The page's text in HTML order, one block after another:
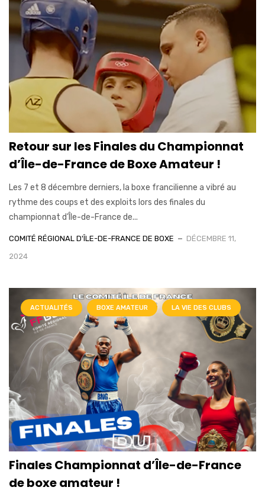
Retour sur les Finales du Championnat
d’Île-de-France de Boxe Amateur !
Les 7 et 8 décembre derniers, la boxe francilienne a vibré au
rythme des coups et des exploits lors des finales du
championnat d’Île-de-France de...
COMITÉ RÉGIONAL D'ÎLE-DE-FRANCE DE BOXE
DÉCEMBRE 11,
2024
ACTUALITÉS BOXE AMATEUR LA VIE DES CLUBS
Finales Championnat d’Île-de-France
de boxe amateur !